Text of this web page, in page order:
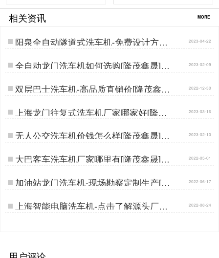
相关资讯 MORE
阳泉全自动隧道式洗车机-免费设计方案
定制生产[隆茂鑫晟]…
2023-04-22
全自动龙门洗车机如何选购[隆茂鑫晟]… 2023-02-09
双层巴士洗车机-高品质直销价[隆茂鑫
晟]…
2022-12-30
上海龙门往复式洗车机厂家哪家好[隆茂
鑫晟]…
2023-03-16
无人公交洗车机价钱怎么样[隆茂鑫晟]… 2023-02-10
大巴客车洗车机厂家哪里有[隆茂鑫晟]… 2022-05-01
加油站龙门洗车机-现场勘察定制生产[隆
茂鑫晟]…
2022-06-17
上海智能电脑洗车机-点击了解源头厂家
[隆茂鑫晟]…
2022-08-24